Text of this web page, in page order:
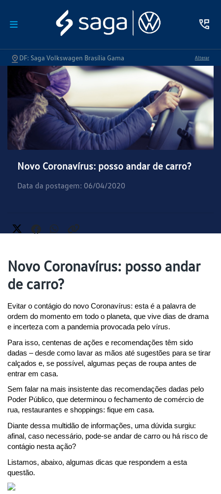
DF: Saga Volkswagen Brasília Gama Alterar
Novo Coronavírus: posso andar de carro?
Data da postagem: 06/04/2020
Novo Coronavírus: posso andar
de carro?
Evitar o contágio do novo Coronavírus: esta é a palavra de
ordem do momento em todo o planeta, que vive dias de drama
e incerteza com a pandemia provocada pelo vírus.
Para isso, centenas de ações e recomendações têm sido
dadas – desde como lavar as mãos até sugestões para se tirar
calçados e, se possível, algumas peças de roupa antes de
entrar em casa.
Sem falar na mais insistente das recomendações dadas pelo
Poder Público, que determinou o fechamento de comércio de
rua, restaurantes e shoppings: fique em casa.
Diante dessa multidão de informações, uma dúvida surgiu:
afinal, caso necessário, pode-se andar de carro ou há risco de
contágio nesta ação?
Listamos, abaixo, algumas dicas que respondem a esta
questão.